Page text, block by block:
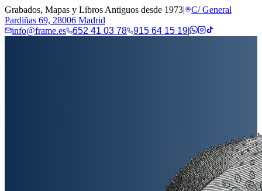
Grabados, Mapas y Libros Antiguos desde 1973|
C/ General
Pardiñas 69, 28006 Madrid
info@frame.es
652 41 03 78 915 64 15 19|